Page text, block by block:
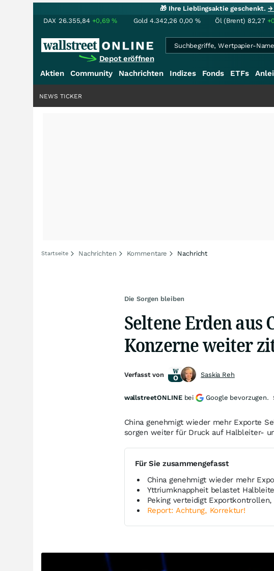
🎁 Ihre Lieblingsaktie geschenkt.→
DAX 26.355,84 +0,69% Gold 4.342,26 0,00 % Öl (Brent) 82,27
Depot eröffnen
Aktien Community Nachrichten Indizes Fonds ETFs
NEWS TICKER
Startseite Nachrichten Kommentare Nachricht
Die Sorgen bleiben
Seltene Erden aus
Konzerne weiter
China genehmigt wieder mehr Exporte
sorgen weiter für Druck auf Halbleiter-
Für Sie zusammengefasst
China genehmigt wieder mehr
Yttriumknappheit belastet
Peking verteidigt
Report: Achtung, Korrektur!
Verfasst von Saskia Reh
wallstreetONLINE bei Google bevorzugen.